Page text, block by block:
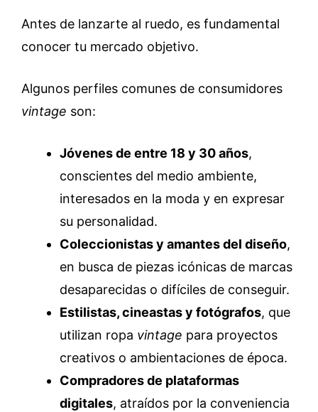
Antes de lanzarte al ruedo, es fundamental
conocer tu mercado objetivo.
Algunos perfiles comunes de consumidores
vintage son:
Jóvenes de entre 18 y 30 años,
conscientes del medio ambiente,
interesados en la moda y en expresar
su personalidad.
Coleccionistas y amantes del diseño,
en busca de piezas icónicas de marcas
desaparecidas o difíciles de conseguir.
Estilistas, cineastas y fotógrafos, que
utilizan ropa vintage para proyectos
creativos o ambientaciones de época.
Compradores de plataformas
digitales, atraídos por la conveniencia